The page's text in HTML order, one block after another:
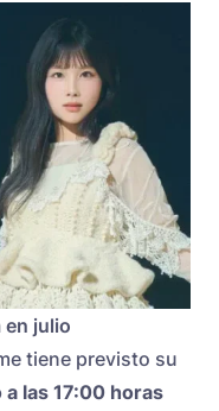
en julio
tiene previsto su
las 17:00 horas